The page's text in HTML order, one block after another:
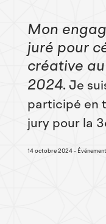
Mon
juré pour
créative
2024 Je
participé en
jury pour la
14 octobre 2024